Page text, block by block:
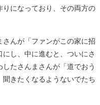
になっており、その両方の
んが「ファンがこの家に招
し、中に進むと、ついにさ
たさんまさんが「道でおう
きたくなるようないでたち